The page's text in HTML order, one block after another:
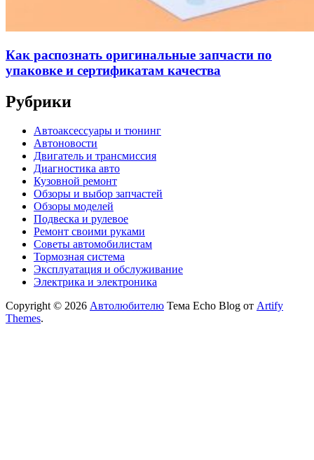
Как распознать оригинальные запчасти по
упаковке и сертификатам качества
Рубрики
Автоаксессуары и тюнинг
Автоновости
Двигатель и трансмиссия
Диагностика авто
Кузовной ремонт
Обзоры и выбор запчастей
Обзоры моделей
Подвеска и рулевое
Ремонт своими руками
Советы автомобилистам
Тормозная система
Эксплуатация и обслуживание
Электрика и электроника
Copyright © 2026 Автолюбителю Тема Echo Blog от Artify
Themes.